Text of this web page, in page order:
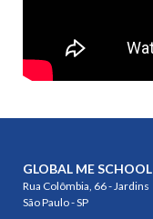
GLOBAL ME SCHOOL
Rua Colômbia, 66 - Jardins
São Paulo - SP